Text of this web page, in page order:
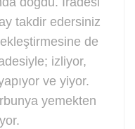
takdir edersiniz
de
izliyor,
ve yiyor.
yemekten